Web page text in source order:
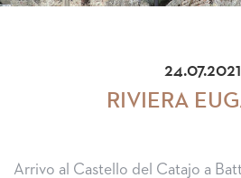
24.07.2021
RIVIERA
Arrivo al Castello del Catajo a